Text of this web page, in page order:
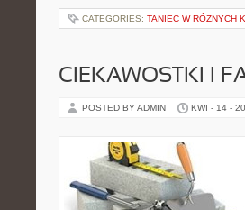
CATEGORIES: TANIEC W RÓŻNYCH
CIEKAWOSTKI I
POSTED BY ADMIN KWI - 14 -